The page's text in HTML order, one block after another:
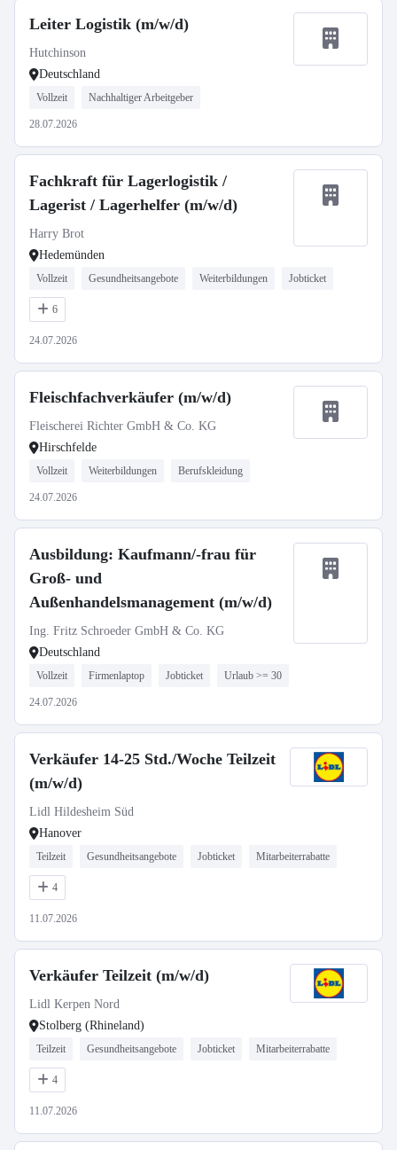
Leiter Logistik (m/w/d)
Hutchinson
Deutschland
Vollzeit Nachhaltiger Arbeitgeber
28.07.2026
Fachkraft für Lagerlogistik /
Lagerist / Lagerhelfer (m/w/d)
Harry Brot
Hedemünden
Vollzeit Gesundheitsangebote Weiterbildungen Jobticket
6
24.07.2026
Fleischfachverkäufer (m/w/d)
Fleischerei Richter GmbH & Co. KG
Hirschfelde
Vollzeit Weiterbildungen Berufskleidung
24.07.2026
Ausbildung: Kaufmann/-frau für
Groß- und
Außenhandelsmanagement (m/w/d)
Ing. Fritz Schroeder GmbH & Co. KG
Deutschland
Vollzeit Firmenlaptop Jobticket Urlaub >= 30
24.07.2026
Verkäufer 14-25 Std./Woche Teilzeit
(m/w/d)
Lidl Hildesheim Süd
Hanover
Teilzeit Gesundheitsangebote Jobticket Mitarbeiterrabatte
4
11.07.2026
Verkäufer Teilzeit (m/w/d)
Lidl Kerpen Nord
Stolberg (Rhineland)
Teilzeit Gesundheitsangebote Jobticket Mitarbeiterrabatte
4
11.07.2026